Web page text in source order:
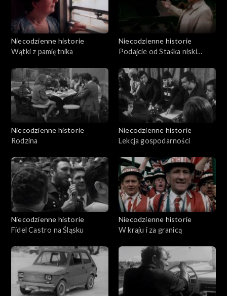
Niecodzienne historie
Wątki z pamiętnika
Niecodzienne historie
Podajcie od Staśka niski
kpr. Stanisław Rzeszutek
Niecodzienne historie
Rodzina
Niecodzienne historie
Lekcja gospodarności
Niecodzienne historie
Fidel Castro na Śląsku
Niecodzienne historie
W kraju i za granicą